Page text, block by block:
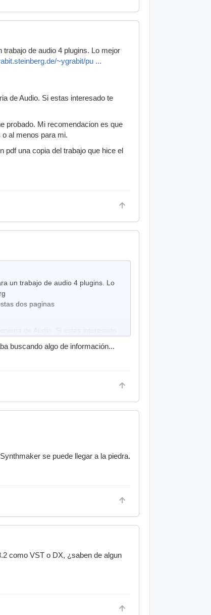
de audio 4 plugins. Lo mejor
~ygrabit/pu ...
de Audio. Si estas interesado te
probado. Mi recomendacion es que
al menos para mi.
pdf una copia del trabajo que hice el
un trabajo de audio 4 plugins. Lo
dos paginas
de Audio. Si estas interesado
he probado. Mi recomendacion es
en pdf una copia del trabajo que
buscando algo de información...
se puede llegar a la piedra.
como VST o DX, ¿saben de algun